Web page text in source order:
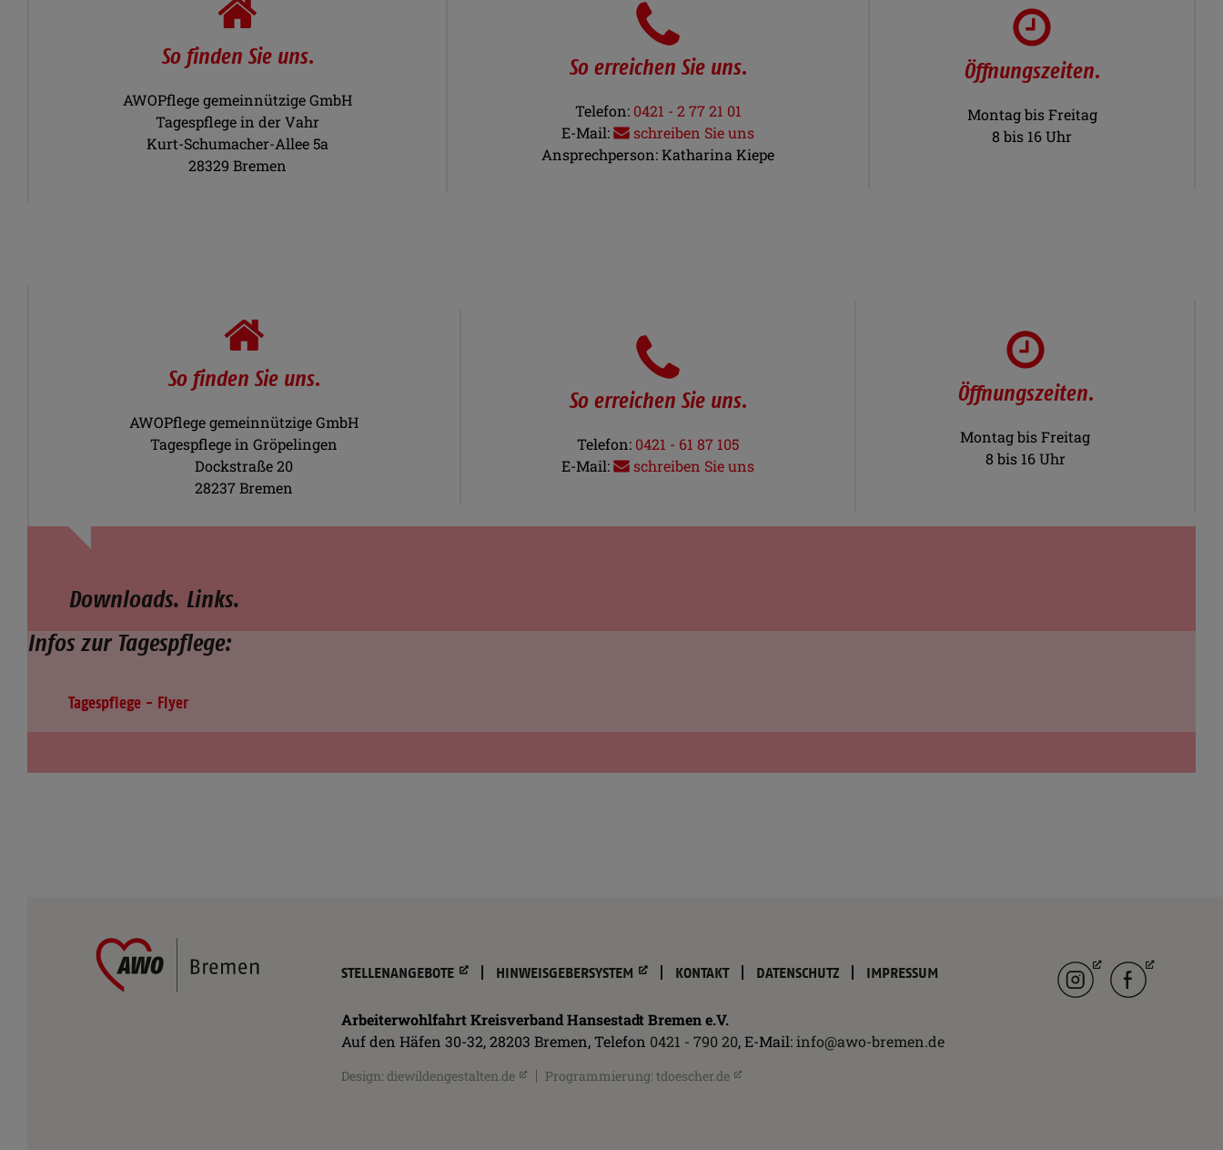
So finden Sie uns.
AWOPflege gemeinnützige GmbH
Tagespflege in der Vahr
Kurt-Schumacher-Allee 5a
28329 Bremen
So erreichen Sie uns.
Telefon: 0421 - 2 77 21 01
E-Mail:
schreiben Sie uns
Ansprechperson:Katharina Kiepe
Öffnungszeiten.
Montag bis Freitag
8 bis 16 Uhr
So finden Sie uns.
AWOPflege gemeinnützige GmbH
Tagespflege in Gröpelingen
Dockstraße 20
28237 Bremen
So erreichen Sie uns.
Telefon: 0421 - 61 87 105
E-Mail:
schreiben Sie uns
Öffnungszeiten.
Montag bis Freitag
8 bis 16 Uhr
Downloads. Links.
Infos zur Tagespflege:
Tagespflege - Flyer
AWO
Bremen
–
Arbeiterwohlfahrt
Navigation
überspringen
STELLENANGEBOTE HINWEISGEBERSYSTEM KONTAKT DATENSCHUTZ IMPRESSUM
Arbeiterwohlfahrt Kreisverband Hansestadt Bremen e.V.
Auf den Häfen 30-32, 28203 Bremen, Telefon 0421 - 790 20, E-Mail:info@awo-bremen.de
Design: diewildengestalten.de Programmierung:tdoescher.de
Instagramfacebook